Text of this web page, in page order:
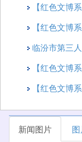
【红色文博
【红色文博
临汾市第三
【红色文博
【红色文博
新闻图片